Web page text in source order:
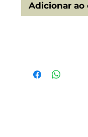
Adicionar ao
water will not stain.